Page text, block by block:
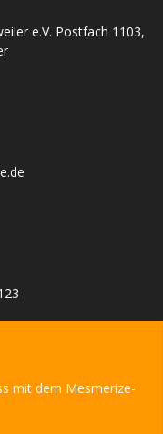
e.V. Postfach 1103,
mit dem Mesmerize-